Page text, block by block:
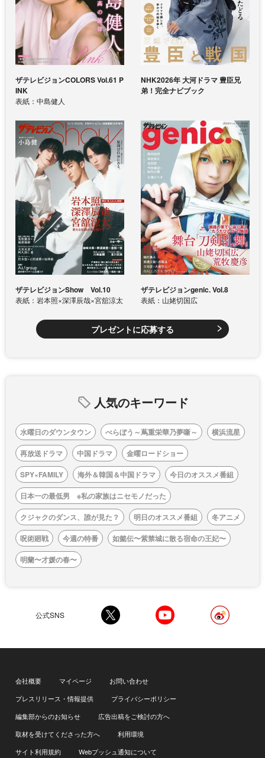
ザテレビジョンCOLORS Vol.61 P
INK
表紙：中島健人
NHK2026年 大河ドラマ 豊臣兄
弟！完全ナビブック
ザテレビジョンShow Vol.10
表紙：岩本照×深澤辰哉×宮舘涼太
ザテレビジョンgenic. Vol.8
表紙：山姥切国広
プレゼントに応募する
人気のキーワード
水曜日のダウンタウン べらぼう～蔦重栄華乃夢噺～
横浜流星
再放送ドラマ
中国ドラマ
金曜ロードショー
SPY×FAMILY
海外＆韓国＆中国ドラマ
今日のオススメ番組
日本一の最低男 ※私の家族はニセモノだった
クジャクのダンス、誰が見た？
明日のオススメ番組
冬アニメ
呪術廻戦
今週の特番
如懿伝〜紫禁城に散る宿命の王妃〜
明蘭〜才媛の春〜
公式SNS
会社概要 マイページ
お問い合わせ
プレスリリース・情報提供
プライバシーポリシー
編集部からのお知らせ
広告出稿をご検討の方へ
取材を受けてくださった方へ
利用環境
サイト利用規約
Webプッシュ通知について